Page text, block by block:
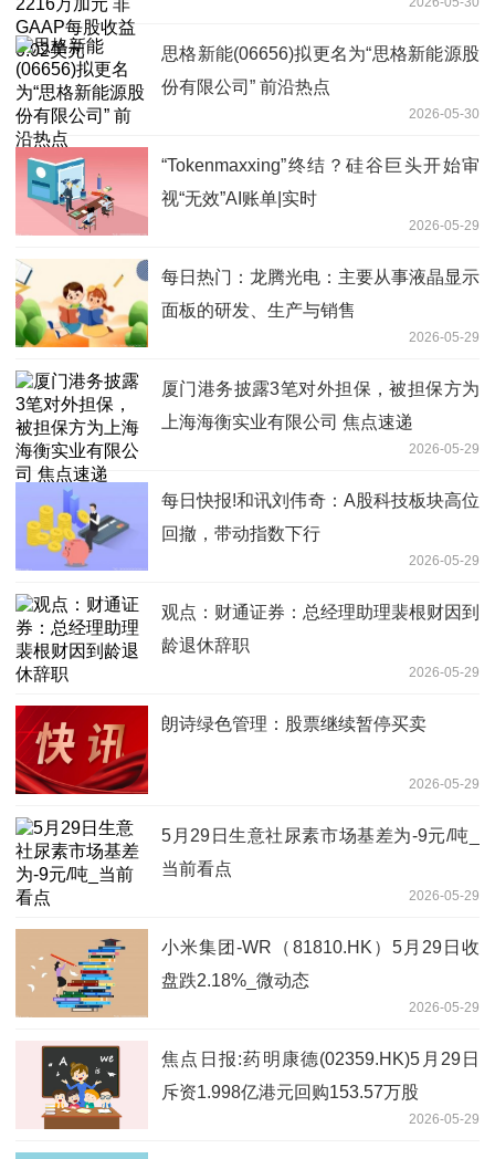
思格新能(06656)拟更名为“思格新能源股
份有限公司” 前沿热点
2026-05-30
“Tokenmaxxing”终结？硅谷巨头开始审
视“无效”AI账单|实时
2026-05-29
每日热门：龙腾光电：主要从事液晶显示
面板的研发、生产与销售
2026-05-29
厦门港务披露3笔对外担保，被担保方为
上海海衡实业有限公司 焦点速递
2026-05-29
每日快报!和讯刘伟奇：A股科技板块高位
回撤，带动指数下行
2026-05-29
观点：财通证券：总经理助理裴根财因到
龄退休辞职
2026-05-29
朗诗绿色管理：股票继续暂停买卖
2026-05-29
5月29日生意社尿素市场基差为-9元/吨_
当前看点
2026-05-29
小米集团-WR（81810.HK）5月29日收
盘跌2.18%_微动态
2026-05-29
焦点日报:药明康德(02359.HK)5月29日
斥资1.998亿港元回购153.57万股
2026-05-29